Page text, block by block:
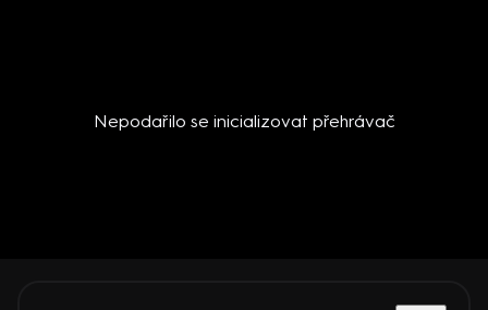
Nepodařilo se inicializovat přehrávač